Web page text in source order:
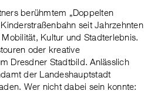
berühmtem „Doppelten
seit Jahrzehnten
Kultur und Stadterlebnis.
oder kreative
Dresdner Stadtbild. Anlässlich
der Landeshauptstadt
Wer nicht dabei sein konnte: